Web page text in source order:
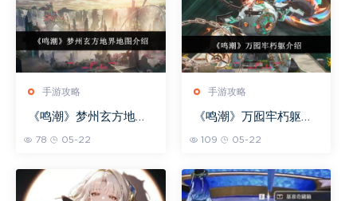
手游攻略
《鸣潮》梦州玄方地界
78 05-22
手游攻略
《鸣潮》万囮牢朽躯介
109 05-22